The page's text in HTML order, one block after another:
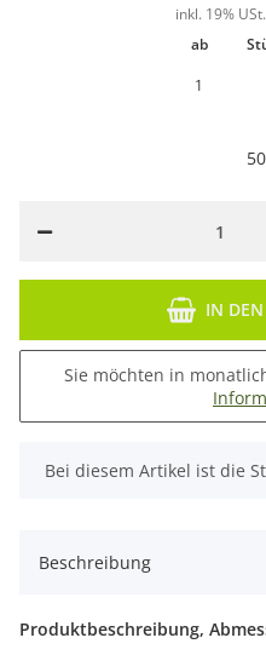
inkl. 19%
ab
1
IN
Sie möchten in
x
Bei diesem Artikel ist die
Beschreibung
Produktbeschreibung,